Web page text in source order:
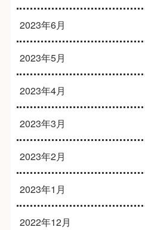
2023年6月
2023年5月
2023年4月
2023年3月
2023年2月
2023年1月
2022年12月